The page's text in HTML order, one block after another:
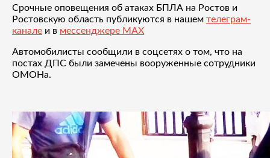
Срочные оповещения об атаках БПЛА на Ростов и
Ростовскую область публикуются в нашем телеграм-
канале и в мессенджере MAX
Автомобилисты сообщили в соцсетях о том, что на
постах ДПС были замечены вооруженные сотрудники
ОМОНа.